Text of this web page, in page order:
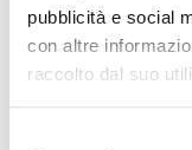
pubblicità e social
con altre
raccolto dal suo
Dotazione
Intensità